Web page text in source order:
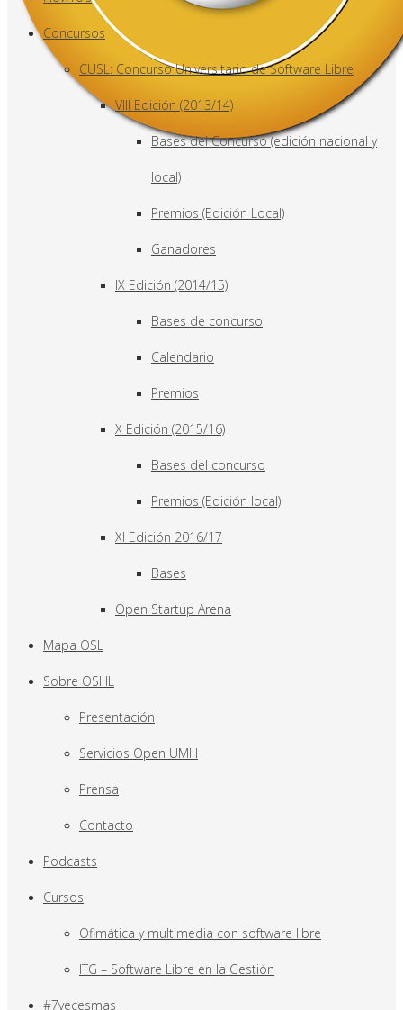
Concursos
CUSL: Concurso Universitario de Software Libre
VIII Edición (2013/14)
Bases del Concurso (edición nacional y
local)
Premios (Edición Local)
Ganadores
IX Edición (2014/15)
Bases de concurso
Calendario
Premios
X Edición (2015/16)
Bases del concurso
Premios (Edición local)
XI Edición 2016/17
Bases
Open Startup Arena
Mapa OSL
Sobre OSHL
Presentación
Servicios Open UMH
Prensa
Contacto
Podcasts
Cursos
Ofimática y multimedia con software libre
ITG – Software Libre en la Gestión
#7vecesmas